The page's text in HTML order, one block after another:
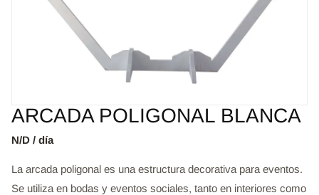
ARCADA POLIGONAL BLANCA
N/D / día
La arcada poligonal es una estructura decorativa para eventos.
Se utiliza en bodas y eventos sociales, tanto en interiores como